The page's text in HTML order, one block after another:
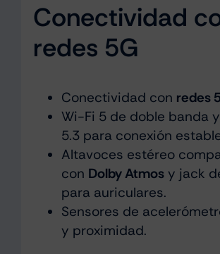
Conectividad
redes 5G
Conectividad con redes
Wi-Fi 5 de doble banda
5.3 para conexión
Altavoces estéreo
con Dolby Atmosy jack
para auriculares.
Sensores de
y proximidad.